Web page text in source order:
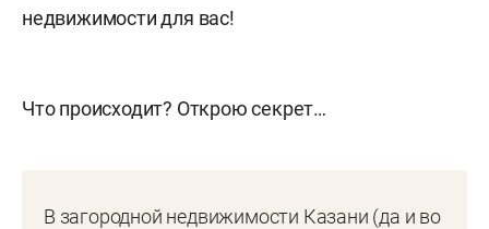
недвижимости для вас!
Что происходит? Открою секрет…
В загородной недвижимости Казани (да и во